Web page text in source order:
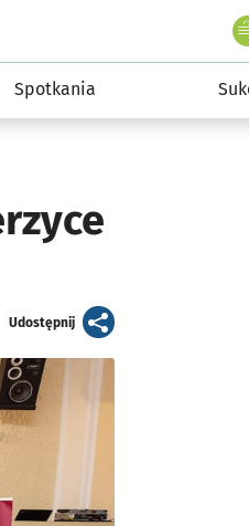
miasta
Spotkania
Udostępnijartykuł